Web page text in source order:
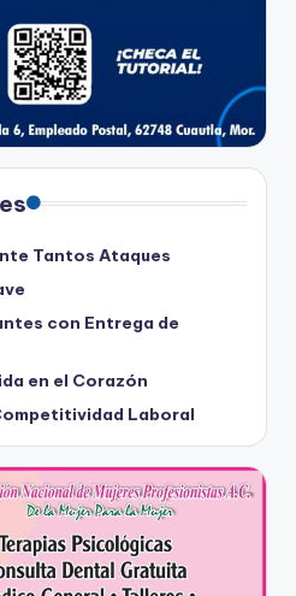
Tantos Ataques
con Entrega de
en el Corazón
Laboral